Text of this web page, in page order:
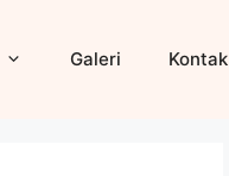
Galeri Kontak